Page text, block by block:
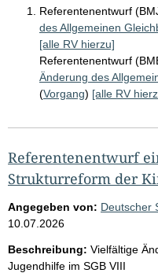
Referentenentwurf
des Allgemeinen
[alle RV hierzu]
Referentenentwurf
Änderung des
(Vorgang) [alle RV
Referentenentwurf
Strukturreform der
Angegeben von: Deutscher
10.07.2026
Beschreibung: Vielfältige
Jugendhilfe im SGB VIII